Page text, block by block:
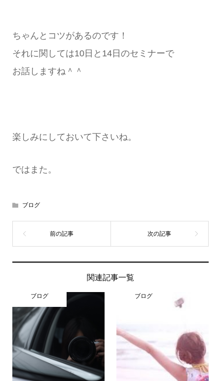
ちゃんとコツがあるのです！
それに関しては10日と14日のセミナーで
お話しますね＾＾
楽しみにしておいて下さいね。
ではまた。
ブログ
関連記事一覧
ブログ ブログ